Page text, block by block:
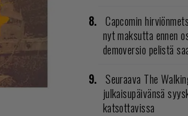
Capcomin
nyt maksutta ennen
demoversio pelistä
Seuraava The
julkaisupäivänsä
katsottavissa